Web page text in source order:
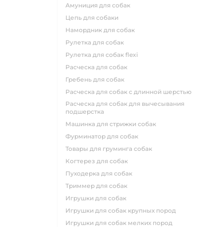
амуниция для собак
цепь для собаки
намордник для собак
рулетка для собак
рулетка для собак flexi
расческа для собак
гребень для собак
расческа для собак с длинной шерстью
расческа для собак для вычесывания
подшерстка
машинка для стрижки собак
фурминатор для собак
товары для груминга собак
когтерез для собак
пуходерка для собак
триммер для собак
игрушки для собак
игрушки для собак крупных пород
игрушки для собак мелких пород